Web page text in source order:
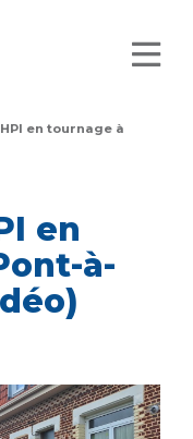
en tournage à
en
à-